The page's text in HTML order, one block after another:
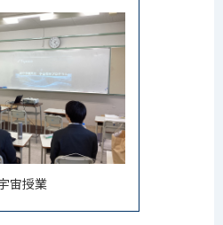
宙授業